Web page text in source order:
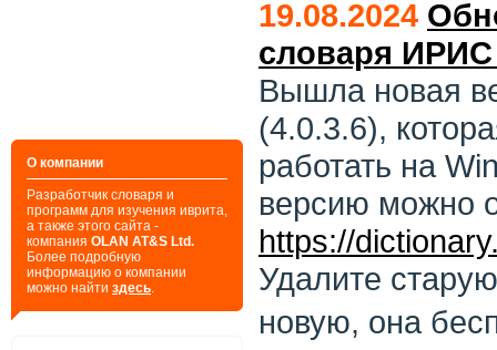
О компании
Разработчик словаря и
программ для изучения иврита,
а также этого сайта -
компания OLAN AT&S Ltd.
Более подробную
информацию о компании
можно найти здесь.
19.08.2024
словаря
Вышла новая
(4.0.3.6),
работать на
версию можно
https://
Удалите
новую, она